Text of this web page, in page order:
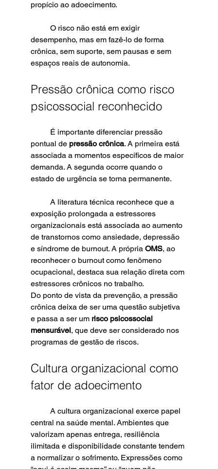
propício ao adoecimento.
desempenho, mas em fazê-lo de forma
crônica, sem suporte, sem pausas e sem
espaços reais de autonomia.
Pressão crônica como risco
psicossocial reconhecido
pontual de pressão crônica. A primeira está
associada a momentos específicos de maior
demanda. A segunda ocorre quando o
estado de urgência se torna permanente.
exposição prolongada a estressores
organizacionais está associada ao aumento
de transtornos como ansiedade, depressão
e síndrome de burnout. A própria OMS, ao
reconhecer o burnout como fenômeno
ocupacional, destaca sua relação direta com
estressores crônicos no trabalho.
Do ponto de vista da prevenção, a pressão
crônica deixa de ser uma questão subjetiva
e passa a ser um risco psicossocial
mensurável, que deve ser considerado nos
programas de gestão de riscos.
Cultura organizacional como
fator de adoecimento
central na saúde mental. Ambientes que
valorizam apenas entrega, resiliência
ilimitada e disponibilidade constante tendem
a normalizar o sofrimento. Expressões como